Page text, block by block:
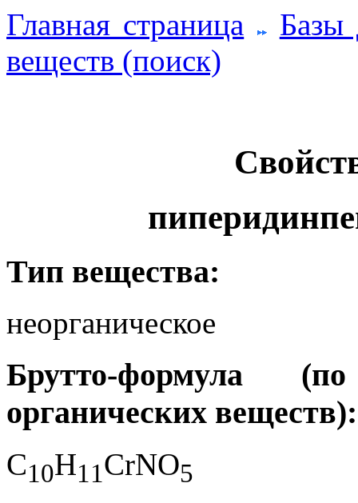
Главная страница
Базы
веществ (поиск)
Тип вещества:
неорганическое
Брутто-формула
органических веществ):
C10H1 1CrNO5